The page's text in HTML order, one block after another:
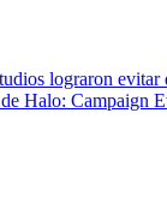
lograron evitar
Halo: Campaign